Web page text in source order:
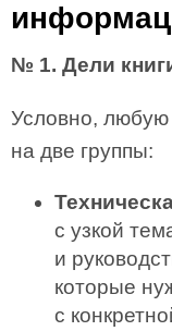
№ 1. Дели
Условно, любую
на две группы:
с узкой
и
которые
с